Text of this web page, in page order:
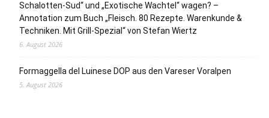
Schalotten-Sud“ und „Exotische Wachtel“ wagen? –
Annotation zum Buch „Fleisch. 80 Rezepte. Warenkunde &
Techniken. Mit Grill-Spezial“ von Stefan Wiertz
6. August 2026
Formaggella del Luinese DOP aus den Vareser Voralpen
5. August 2026